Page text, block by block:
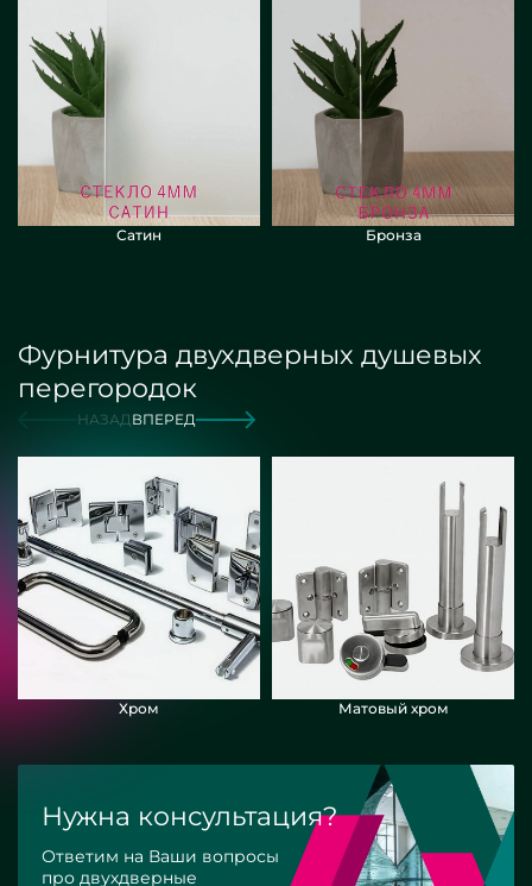
Сатин Бронза
Фурнитура двухдверных душевых
перегородок
НАЗАДВПЕРЕД
Хром Матовый хром
Нужна консультация?
Ответим на Ваши вопросы
про двухдверные